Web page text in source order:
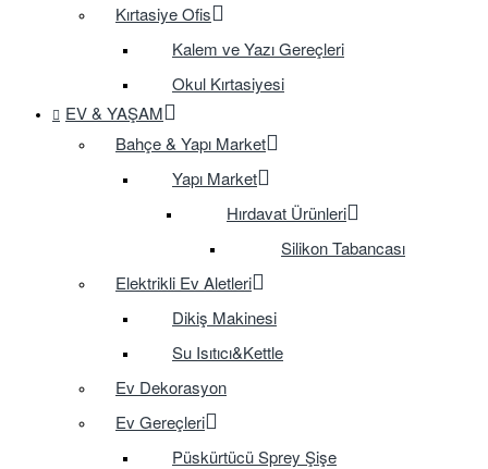
Kırtasiye Ofis
Kalem ve Yazı Gereçleri
Okul Kırtasiyesi
EV & YAŞAM
Bahçe & Yapı Market
Yapı Market
Hırdavat Ürünleri
Silikon Tabancası
Elektrikli Ev Aletleri
Dikiş Makinesi
Su Isıtıcı&Kettle
Ev Dekorasyon
Ev Gereçleri
Püskürtücü Sprey Şişe